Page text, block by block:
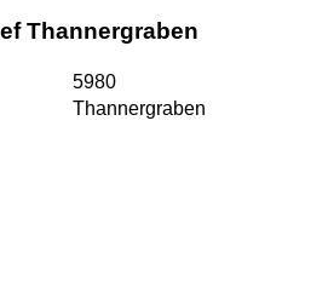
Thannergraben
5980
Thannergraben